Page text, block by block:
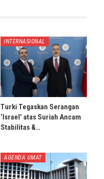
INTERNASIONAL
Turki Tegaskan Serangan
‘Israel’ atas Suriah Ancam
Stabilitas &…
AGENDA UMAT